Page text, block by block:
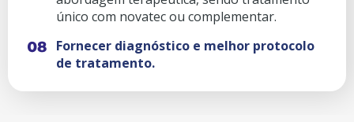
único com novatec ou complementar.
Fornecer diagnóstico e melhor protocolo
de tratamento.